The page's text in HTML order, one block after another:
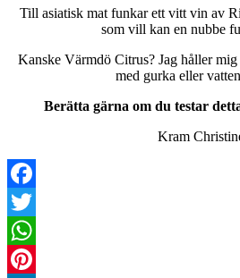
Till asiatisk mat funkar ett vitt vin av
som vill kan en nubbe
Kanske Värmdö Citrus? Jag håller
med gurka eller
Berätta gärna om du testar
Kram
Facebook
Twitter
WhatsApp